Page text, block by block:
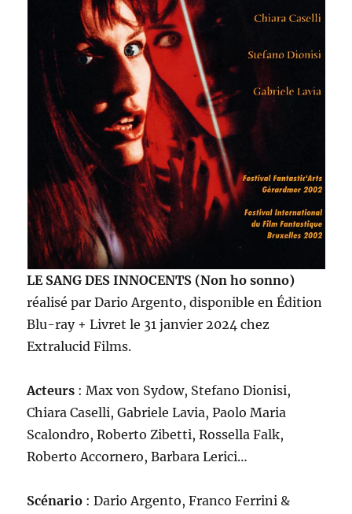
LE SANG DES INNOCENTS (Non ho sonno)
réalisé par Dario Argento, disponible en Édition
Blu-ray + Livret le 31 janvier 2024 chez
Extralucid Films.
Acteurs : Max von Sydow, Stefano Dionisi,
Chiara Caselli, Gabriele Lavia, Paolo Maria
Scalondro, Roberto Zibetti, Rossella Falk,
Roberto Accornero, Barbara Lerici…
Scénario : Dario Argento, Franco Ferrini &